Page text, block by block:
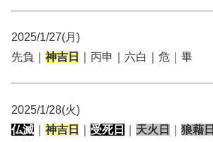
2025/1/27(月)
先負｜ 神吉日 ｜丙申｜六白｜危｜畢
2025/1/28(火)
仏滅
神吉日 受死日 天火日 狼藉日